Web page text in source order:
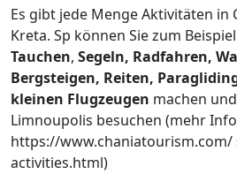
Es gibt jede Menge Aktivitäten in
Kreta. Sp können Sie zum Beispiel
Tauchen, Segeln, Radfahren,
Bergsteigen, Reiten,
kleinen Flugzeugen machen
Limnoupolis besuchen (mehr
https://www.chaniatourism.com/
activities.html)